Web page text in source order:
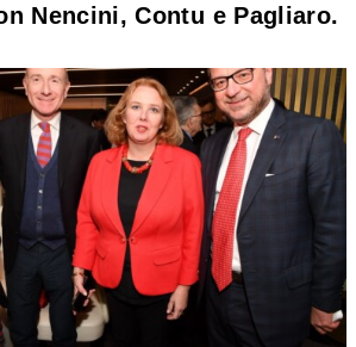
Nencini, Contu e Pagliaro.